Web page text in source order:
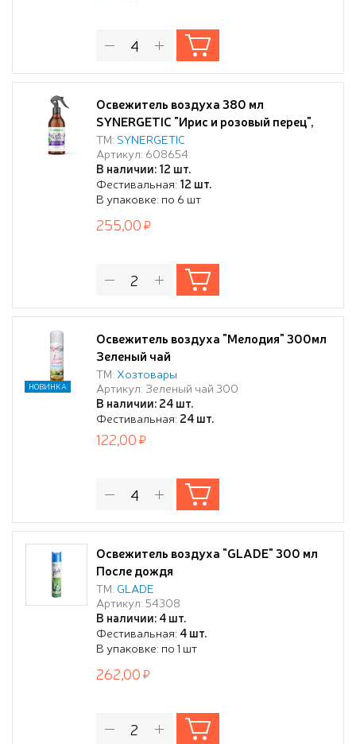
Освежитель воздуха 380 мл
SYNERGETIC "Ирис и розовый перец",
биоразлагаемый, нейтрализатор
запахов,
ТМ: SYNERGETIC
Артикул: 608654
В наличии: 12 шт.
Фестивальная: 12 шт.
В упаковке: по 6 шт
255,00
Освежитель воздуха "Мелодия" 300мл
Зеленый чай
ТМ: Хозтовары
Артикул: Зеленый чай 300
В наличии: 24 шт.
Фестивальная: 24 шт.
НОВИНКА
122,00
Освежитель воздуха "GLADE" 300 мл
После дождя
ТМ: GLADE
Артикул: 54308
В наличии: 4 шт.
Фестивальная: 4 шт.
В упаковке: по 1 шт
262,00